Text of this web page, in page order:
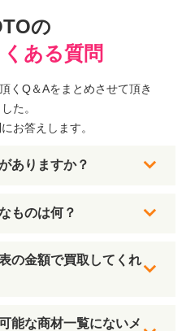
の
ある質問
くQ＆Aをまとめさせて頂き
た。
お答えします。
ありますか？
ものは何？
の金額で買取してくれ
能な商材一覧にないメ